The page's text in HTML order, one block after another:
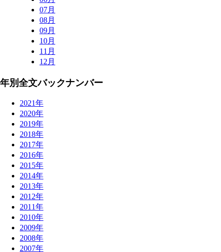
07月
08月
09月
10月
11月
12月
年別全文バックナンバー
2021年
2020年
2019年
2018年
2017年
2016年
2015年
2014年
2013年
2012年
2011年
2010年
2009年
2008年
2007年